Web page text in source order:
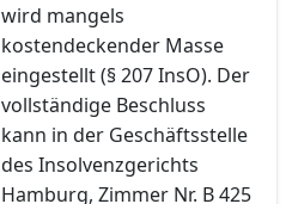
wird mangels
kostendeckender Masse
eingestellt (§ 207 InsO). Der
vollständige Beschluss
kann in der Geschäftsstelle
des Insolvenzgerichts
Hamburg, Zimmer Nr. B 425